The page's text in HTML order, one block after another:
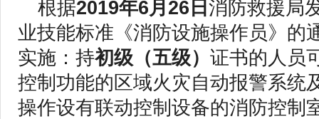
根据2019年6月26日 消防救援局
业技能标准《消防设施操作员》的
实施：持初级（五级） 证书的人员
控制功能的区域火灾自动报警系统
操作设有联动控制设备的消防控制